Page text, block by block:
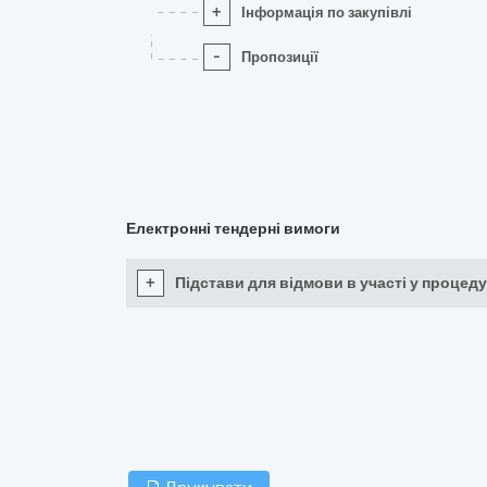
+ Інформація по закупівлі
- Пропозиції
Електронні тендерні вимоги
+ Підстави для відмови в участі у